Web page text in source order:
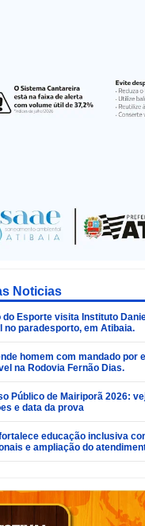
Noticias
do Esporte visita Instituto
no paradesporto, em Atibaia.
homem com mandado por
na Rodovia Fernão Dias.
Público de Mairiporã 2026:
e data da prova
educação inclusiva
e ampliação do